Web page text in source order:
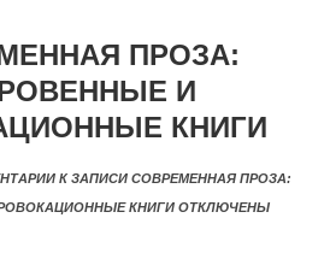
ПРОЗА:
И
КНИГИ
К ЗАПИСИ СОВРЕМЕННАЯ ПРОЗА:
КНИГИОТКЛЮЧЕНЫ